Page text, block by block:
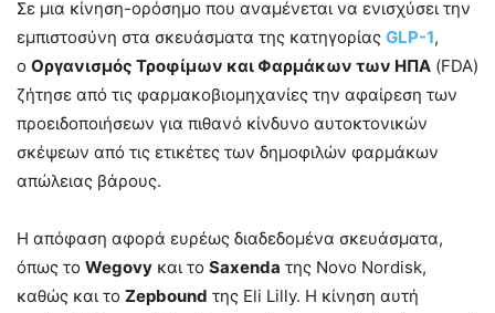
Σε μια κίνηση-ορόσημο που αναμένεται να ενισχύσει την
εμπιστοσύνη στα σκευάσματα της κατηγορίας GLP-1,
ο Οργανισμός Τροφίμων και Φαρμάκων των ΗΠΑ (FDA)
ζήτησε από τις φαρμακοβιομηχανίες την αφαίρεση των
προειδοποιήσεων για πιθανό κίνδυνο αυτοκτονικών
σκέψεων από τις ετικέτες των δημοφιλών φαρμάκων
απώλειας βάρους.
Η απόφαση αφορά ευρέως διαδεδομένα σκευάσματα,
όπως το Wegovy και το Saxenda της Novo Nordisk,
καθώς και το Zepbound της Eli Lilly. Η κίνηση αυτή